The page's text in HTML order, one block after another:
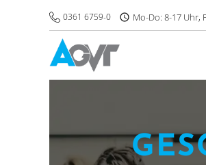
0361 6759-0 Mo-Do: 8-17 Uhr,